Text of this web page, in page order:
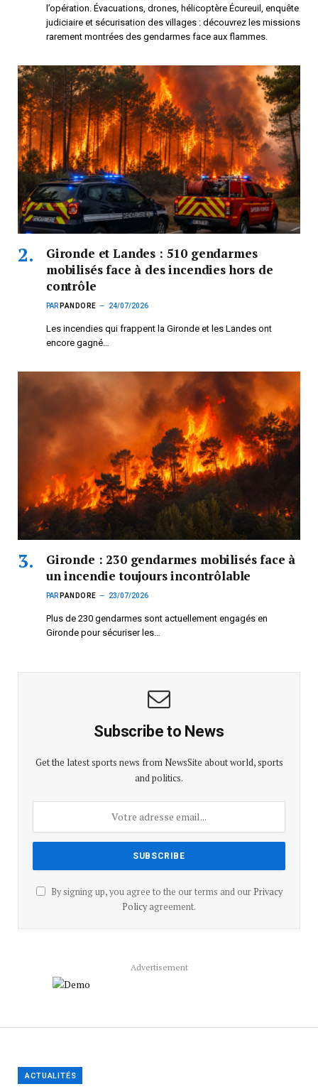
l’opération. Évacuations, drones, hélicoptère Écureuil, enquête
judiciaire et sécurisation des villages : découvrez les missions
rarement montrées des gendarmes face aux flammes.
Gironde et Landes : 510 gendarmes
mobilisés face à des incendies hors de
contrôle
PAR PANDORE 24/07/2026
Les incendies qui frappent la Gironde et les Landes ont
encore gagné…
Gironde : 230 gendarmes mobilisés face à
un incendie toujours incontrôlable
PAR PANDORE 23/07/2026
Plus de 230 gendarmes sont actuellement engagés en
Gironde pour sécuriser les…
Subscribe to News
Get the latest sports news from NewsSite about world, sports
and politics.
By signing up, you agree to the our terms and our Privacy
Policyagreement.
Advertisement
ACTUALITÉS